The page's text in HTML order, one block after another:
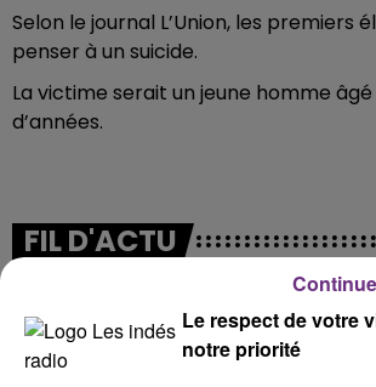
Selon le journal L’Union, les premiers
penser à un suicide.
La victime serait un jeune homme âgé
d’années.
FIL D'ACTU
Le respect de votre
notre priorité